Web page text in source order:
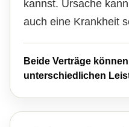
kannst. Ursache
auch eine Krankheit
Beide Verträge
unterschiedlichen